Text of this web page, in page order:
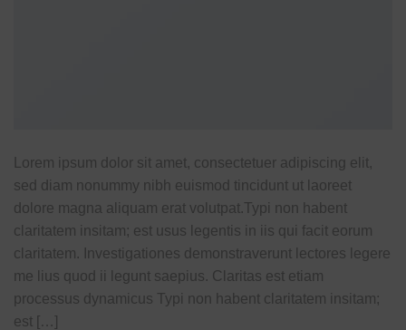
Lorem ipsum dolor sit amet, consectetuer adipiscing elit,
sed diam nonummy nibh euismod tincidunt ut laoreet
dolore magna aliquam erat volutpat.Typi non habent
claritatem insitam; est usus legentis in iis qui facit eorum
claritatem. Investigationes demonstraverunt lectores legere
me lius quod ii legunt saepius. Claritas est etiam
processus dynamicus Typi non habent claritatem insitam;
est […]